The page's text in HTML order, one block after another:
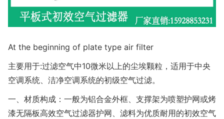
At the beginning of plate type air filter
主要用于:过滤空气中10微米以上的尘埃颗粒，适用于中央
空调系统、洁净空调系统的初级空气过滤。
一、材质构成：一般为铝合金外框、支撑架为喷塑护网或烤
漆无隔板高效空气过滤器护网、滤料为优质耐用的初效空气